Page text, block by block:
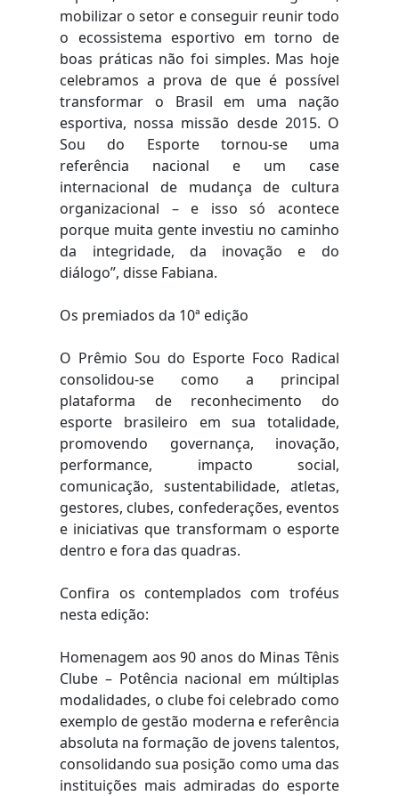
mobilizar o setor e conseguir reunir todo
o ecossistema esportivo em torno de
boas práticas não foi simples. Mas hoje
celebramos a prova de que é possível
transformar o Brasil em uma nação
esportiva, nossa missão desde 2015. O
Sou do Esporte tornou-se uma
referência nacional e um case
internacional de mudança de cultura
organizacional – e isso só acontece
porque muita gente investiu no caminho
da integridade, da inovação e do
diálogo”, disse Fabiana.
Os premiados da 10ª edição
O Prêmio Sou do Esporte Foco Radical
consolidou-se como a principal
plataforma de reconhecimento do
esporte brasileiro em sua totalidade,
promovendo governança, inovação,
performance, impacto social,
comunicação, sustentabilidade, atletas,
gestores, clubes, confederações, eventos
e iniciativas que transformam o esporte
dentro e fora das quadras.
Confira os contemplados com troféus
nesta edição:
Homenagem aos 90 anos do Minas Tênis
Clube – Potência nacional em múltiplas
modalidades, o clube foi celebrado como
exemplo de gestão moderna e referência
absoluta na formação de jovens talentos,
consolidando sua posição como uma das
instituições mais admiradas do esporte